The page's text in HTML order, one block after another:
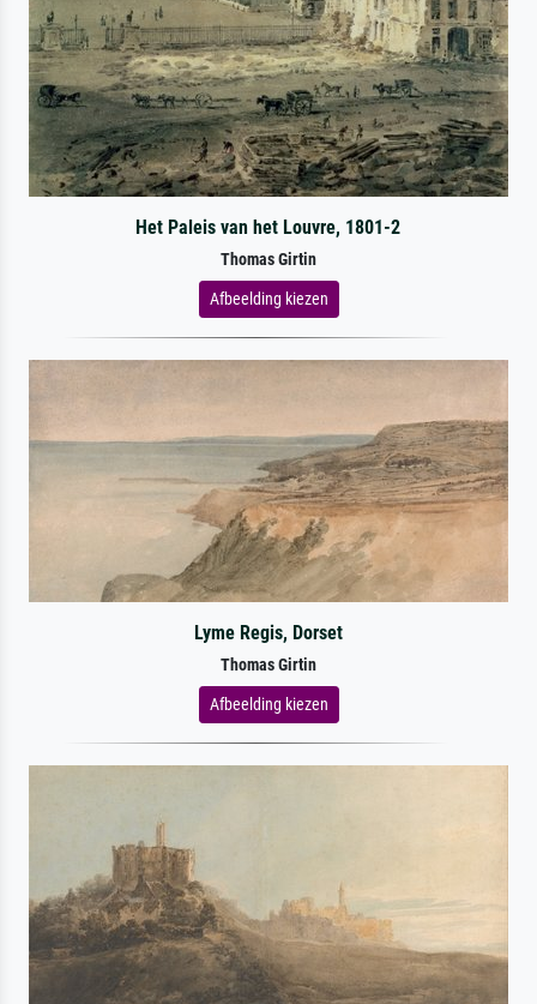
Het Paleis van het Louvre, 1801-2
Thomas Girtin
Afbeelding kiezen
Lyme Regis, Dorset
Thomas Girtin
Afbeelding kiezen